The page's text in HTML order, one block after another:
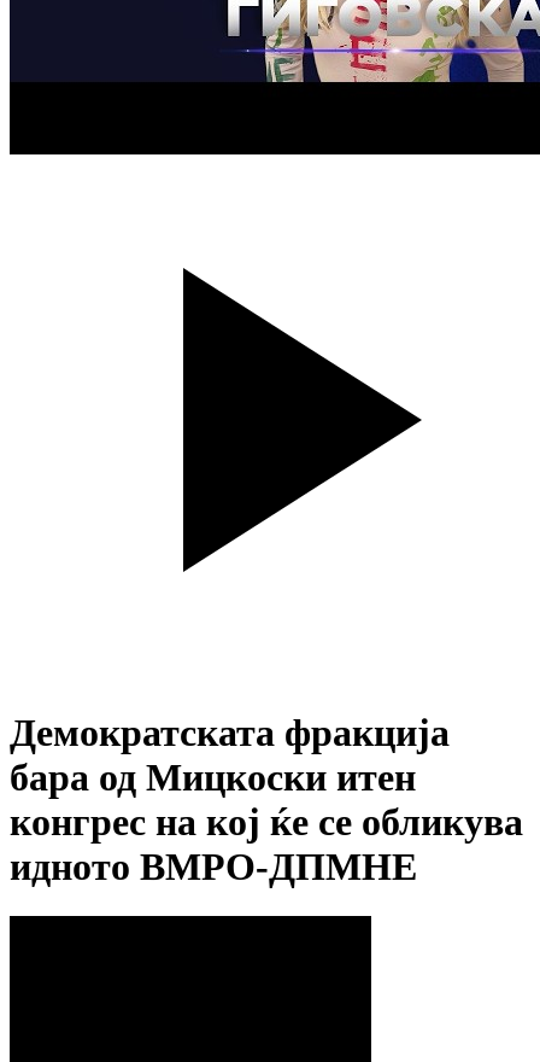
Демократската фракција
бара од Мицкоски итен
конгрес на кој ќе се обликува
идното ВМРО-ДПМНЕ